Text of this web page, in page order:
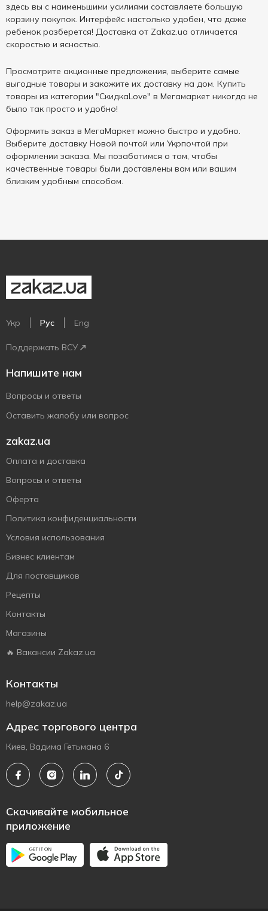
здесь вы с наименьшими усилиями составляете большую
корзину покупок. Интерфейс настолько удобен, что даже
ребенок разберется! Доставка от Zakaz.ua отличается
скоростью и ясностью.
Просмотрите акционные предложения, выберите самые
выгодные товары и закажите их доставку на дом. Купить
товары из категории "СкидкаLove" в Мегамаркет никогда не
было так просто и удобно!
Оформить заказ в МегаМаркет можно быстро и удобно.
Выберите доставку Новой почтой или Укрпочтой при
оформлении заказа. Мы позаботимся о том, чтобы
качественные товары были доставлены вам или вашим
близким удобным способом.
Укр Рус Eng
Поддержать ВСУ
Напишите нам
Вопросы и ответы
Оставить жалобу или вопрос
zakaz.ua
Оплата и доставка
Вопросы и ответы
Оферта
Политика конфиденциальности
Условия использования
Бизнес клиентам
Для поставщиков
Рецепты
Контакты
Магазины
🔥 Вакансии Zakaz.ua
Контакты
help@zakaz.ua
Адрес торгового центра
Киев, Вадима Гетьмана 6
Скачивайте мобильное
приложение